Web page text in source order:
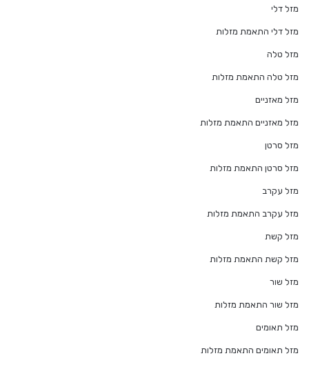
מזל דלי
מזל דלי התאמת מזלות
מזל טלה
מזל טלה התאמת מזלות
מזל מאזניים
מזל מאזניים התאמת מזלות
מזל סרטן
מזל סרטן התאמת מזלות
מזל עקרב
מזל עקרב התאמת מזלות
מזל קשת
מזל קשת התאמת מזלות
מזל שור
מזל שור התאמת מזלות
מזל תאומים
מזל תאומים התאמת מזלות